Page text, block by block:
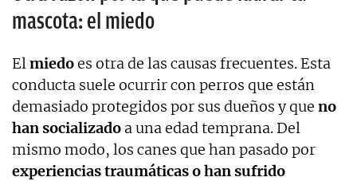
mascota: el miedo
El miedoes otra de las causas frecuentes. Esta
conducta suele ocurrir con perros que están
demasiado protegidos por sus dueños y que no
han socializado a una edad temprana. Del
mismo modo, los canes que han pasado por
experiencias traumáticas o han sufrido